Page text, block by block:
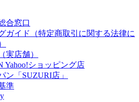
合窓口
ガイド（特定商取引に関する法律に
実店舗）
Yahoo!ショッピング店
ン「SUZURI店」
準